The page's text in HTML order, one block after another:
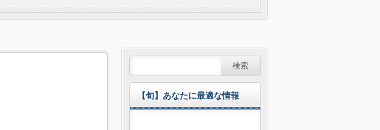
【旬】あなたに最適な情報